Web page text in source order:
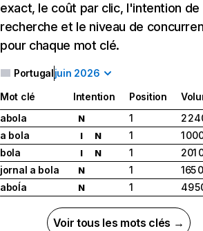
exact, le coût par clic, l'intention de
recherche et le niveau de
pour chaque mot clé.
Portugaljuin 2026
Mot clé Intention Position
abola
N 1
2
a bola
I N 1
1
bola
I N 1
201
jornal a bola
N 1
165
aboĺa
N 1 49
Voir tous les mots clés →